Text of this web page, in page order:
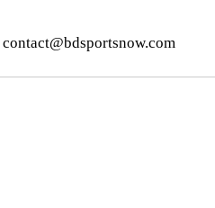
contact@bdsportsnow.com